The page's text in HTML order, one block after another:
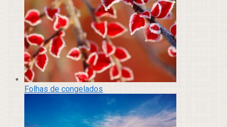
Folhas de congelados